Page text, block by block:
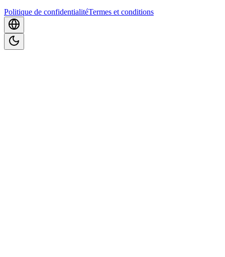
Politique de confidentialitéTermes et conditions